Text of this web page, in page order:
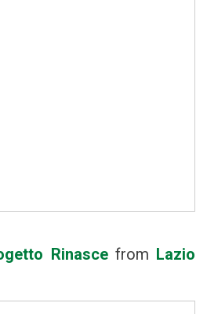
Rinasce from Lazio